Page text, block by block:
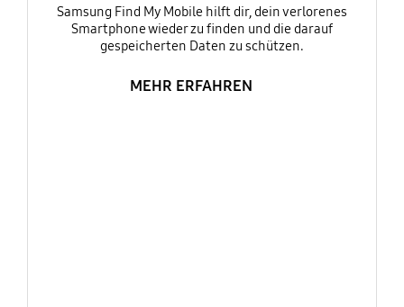
Samsung Find My Mobile hilft dir, dein verlorenes
Smartphone wieder zu finden und die darauf
gespeicherten Daten zu schützen.
MEHR ERFAHREN